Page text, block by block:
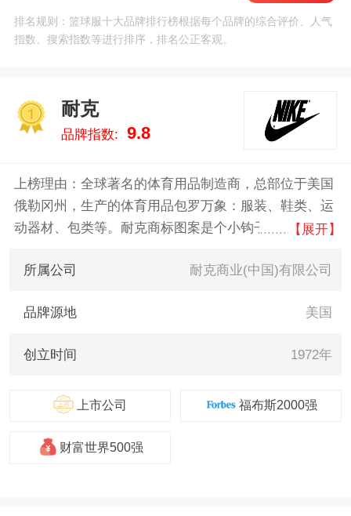
斯/Adidas、NBA、彪马/PUMA、
斐乐/FILA、安德玛/UNDER
克/PEAK 。我们致力于用最真实
的数据告诉您篮球服什么牌子
排名规则：篮球服十大品牌排行榜根据每个品牌的综合评价、人气
指数、搜索指数等进行排序，排名公正客观。
耐克
品牌指数: 9.8
上榜理由：全球著名的体育用品制造商，总部位于美国
俄勒冈州，生产的体育用品包罗万象：服装、鞋类、运
动器材、包类等。耐克商标图案是个小钩子。耐克一直
为光荣的任务。耐克的语言就是运动的语言。
【展开】
所属公司 耐克商业(中国)有限公司
品牌源地 美国
创立时间 1972年
上市公司 福布斯2000强
财富世界500强